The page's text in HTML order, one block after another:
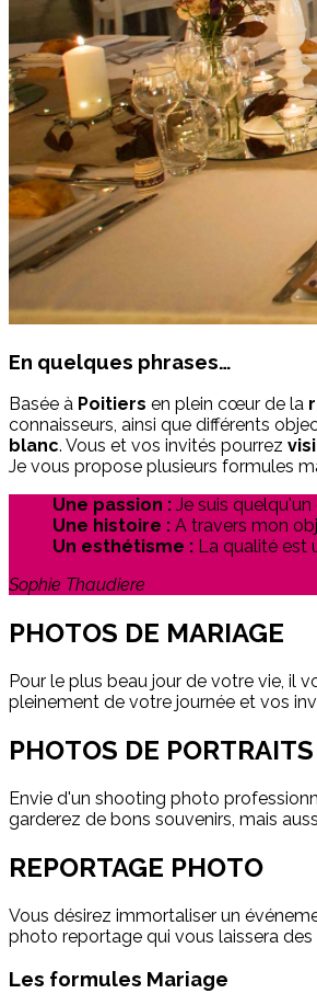
En quelques phrases…
Basée à Poitiers en plein cœur de la
connaisseurs, ainsi que différents
blanc. Vous et vos invités pourrez
Je vous propose plusieurs formules
Une passion : Je suis
Une histoire : A travers mon
Un esthétisme : La qualité est
Sophie Thaudiere
PHOTOS DE MARIAGE
Pour le plus beau jour de votre vie, il
pleinement de votre journée et vos
PHOTOS DE PORTRAITS
Envie d'un shooting photo
garderez de bons souvenirs, mais
REPORTAGE PHOTO
Vous désirez immortaliser un
photo reportage qui vous laissera des
Les formules Mariage